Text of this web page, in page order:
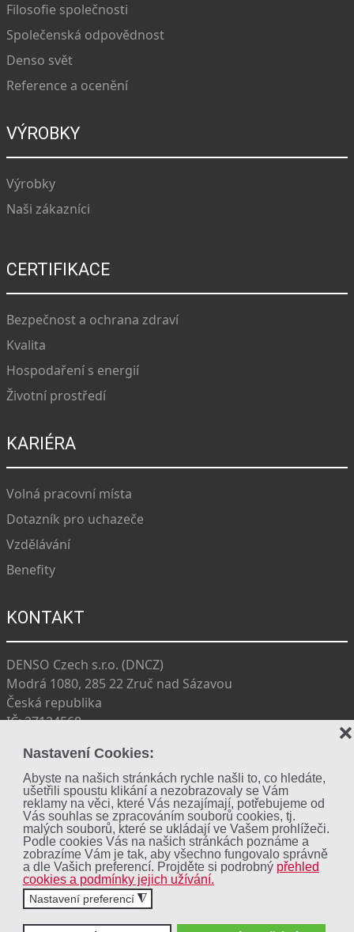
Nastavení Cookies:
Abyste na našich stránkách rychle našli to, co hledáte,
ušetřili spoustu klikání a nezobrazovaly se Vám
reklamy na věci, které Vás nezajímají, potřebujeme od
Vás souhlas se zpracováním souborů cookies, tj.
malých souborů, které se ukládají ve Vašem prohlížeči.
Podle cookies Vás na našich stránkách poznáme a
zobrazíme Vám je tak, aby všechno fungovalo správně
a dle Vašich preferencí. Projděte si podrobný přehled
cookies a podmínky jejich užívání.
Nastavení preferencí ◮
❌
Filosofie společnosti
Společenská odpovědnost
Denso svět
Reference a ocenění
VÝROBKY
Výrobky
Naši zákazníci
CERTIFIKACE
Bezpečnost a ochrana zdraví
Kvalita
Hospodaření s energií
Životní prostředí
KARIÉRA
Volná pracovní místa
Dotazník pro uchazeče
Vzdělávání
Benefity
KONTAKT
DENSO Czech s.r.o. (DNCZ)
Modrá 1080, 285 22 Zruč nad Sázavou
Česká republika
IČ: 27124568
+420 327 533 727
dncz_info@eu.denso.com
Facebook
Cookies
Soukromé prohlášení o vyloučení odpovědnosti DENSO